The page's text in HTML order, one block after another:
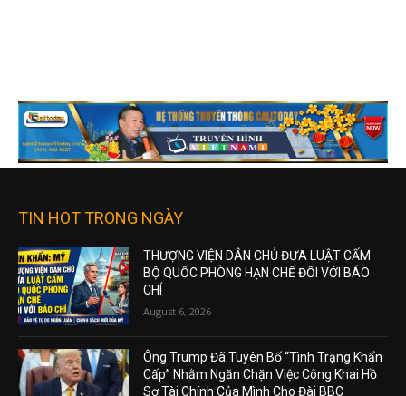
TIN HOT TRONG NGÀY
THƯỢNG VIỆN DÂN CHỦ ĐƯA LUẬT CẤM
BỘ QUỐC PHÒNG HẠN CHẾ ĐỐI VỚI BÁO
CHÍ
August 6, 2026
Ông Trump Đã Tuyên Bố “Tình Trạng Khẩn
Cấp” Nhằm Ngăn Chặn Việc Công Khai Hồ
Sơ Tài Chính Của Mình Cho Đài BBC